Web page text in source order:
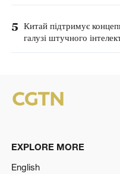
5 Китай підтримує
галузі штучного
EXPLORE MORE
English